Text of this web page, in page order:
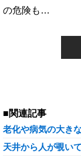
の危険も…
■関連記事
老化や病気の大き
天井から人が覗い